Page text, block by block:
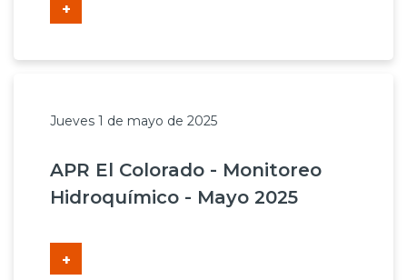
+
Jueves 1 de mayo de 2025
APR El Colorado - Monitoreo
Hidroquímico - Mayo 2025
+